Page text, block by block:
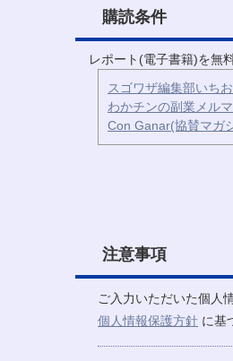
購読条件
レポート(電子書籍)を無
スゴワザ編集部いち
わかチンの副業メル
Con Ganar(協賛マガ
注意事項
ご入力いただいた個人
個人情報保護方針 に基